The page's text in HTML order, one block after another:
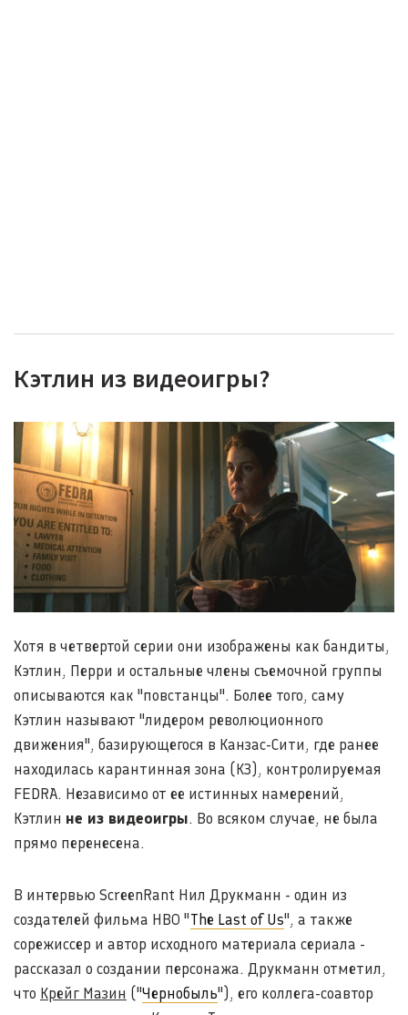
Кэтлин из видеоигры?
Хотя в четвертой серии они изображены как бандиты,
Кэтлин, Перри и остальные члены съемочной группы
описываются как "повстанцы". Более того, саму
Кэтлин называют "лидером революционного
движения", базирующегося в Канзас-Сити, где ранее
находилась карантинная зона (КЗ), контролируемая
FEDRA. Независимо от ее истинных намерений,
Кэтлин не из видеоигры. Во всяком случае, не была
прямо перенесена.
В интервью ScreenRant Нил Друкманн - один из
создателей фильма HBO "The Last of Us", а также
сорежиссер и автор исходного материала сериала -
рассказал о создании персонажа. Друкманн отметил,
что Крейг Мазин ("Чернобыль"), его коллега-соавтор